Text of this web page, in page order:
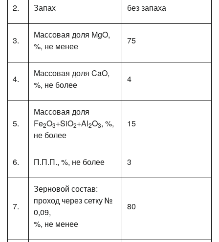
2. Запах без запаха
3.
Массовая доля MgO,
%, не менее
75
4.
Массовая доля CaO,
%, не более
4
5.
Массовая доля
Fe2O3+SiO2+Al2O3, %,
не более
15
6. П.П.П., %, не более 3
7.
Зерновой состав:
проход через сетку №
0,09,
%, не менее
80